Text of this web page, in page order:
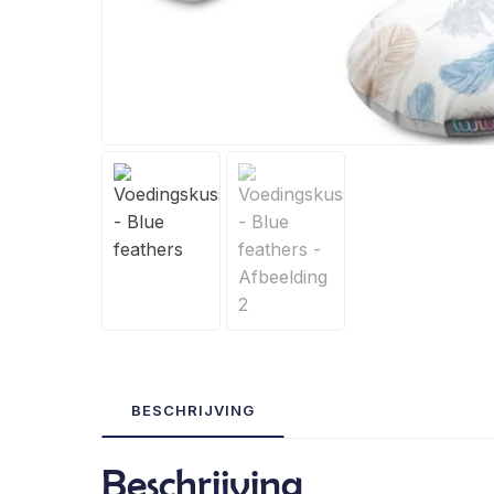
BESCHRIJVING
Beschrijving